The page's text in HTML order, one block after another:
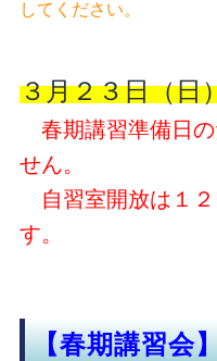
してください。
３月２３日（日
春期講習準備日の
せん。
自習室開放は１
す。
【春期講習会